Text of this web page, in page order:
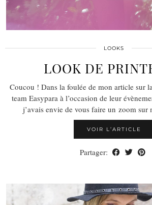
LOOKS
LOOK DE
Coucou ! Dans la foulée de mon article sur
team Easypara à l’occasion de leur
j’avais envie de vous faire un zoom
VOIR L’ARTICLE
Partager: